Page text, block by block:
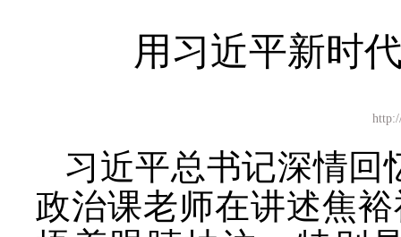
用习近平新时
习近平总书记深情回
政治课老师在讲述焦